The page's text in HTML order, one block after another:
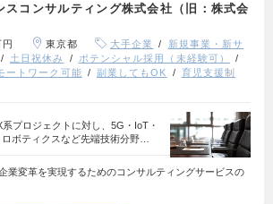
スコンサルティング株式会社（旧：株式会
東京都 大手企業
新規事業・新サ
土日祝休み
ポテンシャル採用（未経験可）
ートワーク可能 副業してもOK
育児支援制
プロジェクトに対し、5G・IoT・
ボティクスなど先端技術分野…
業変革を実現するためのコンサルティングサービスの